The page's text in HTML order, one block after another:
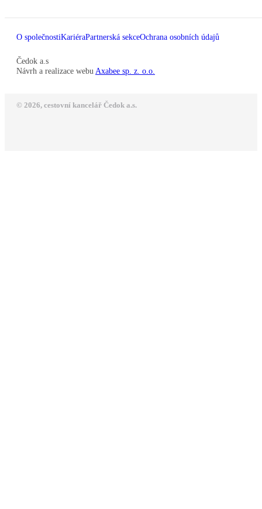
O společnostiKariéraPartnerská sekceOchrana osobních údajů
Čedok a.s
Návrh a realizace webu Axabee sp. z. o.o.
© 2026, cestovní kancelář Čedok a.s.